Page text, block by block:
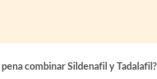
combinar Sildenafil y Tadalafil?